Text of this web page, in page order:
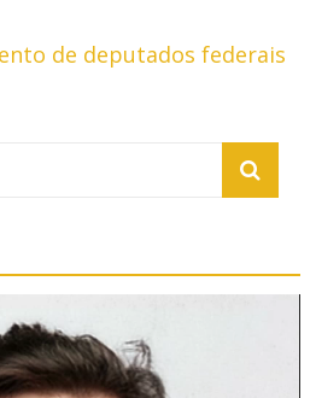
de deputados federais